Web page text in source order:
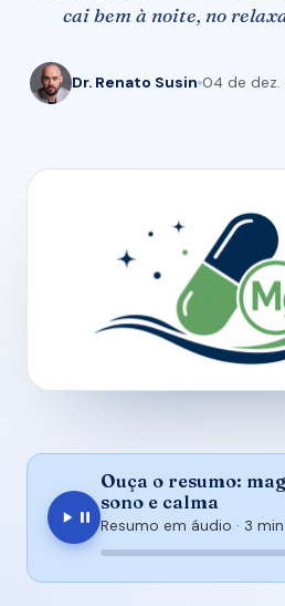
cai bem à noite, no
Dr. Renato Susin 04 de dez.
Ouça o resumo:
sono e calma
Resumo em áudio · 3 min